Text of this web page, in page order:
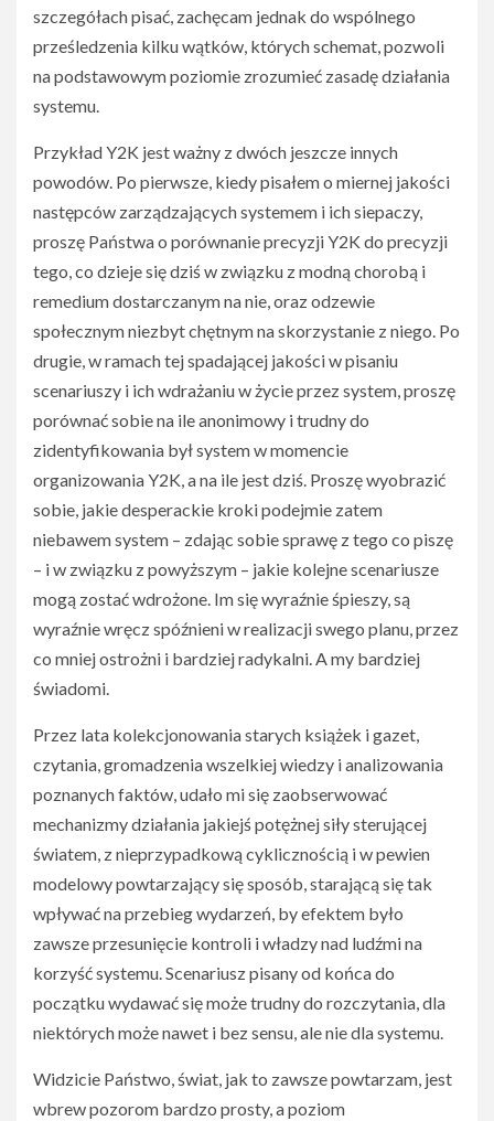
szczegółach pisać, zachęcam jednak do wspólnego
prześledzenia kilku wątków, których schemat, pozwoli
na podstawowym poziomie zrozumieć zasadę działania
systemu.
Przykład Y2K jest ważny z dwóch jeszcze innych
powodów. Po pierwsze, kiedy pisałem o miernej jakości
następców zarządzających systemem i ich siepaczy,
proszę Państwa o porównanie precyzji Y2K do precyzji
tego, co dzieje się dziś w związku z modną chorobą i
remedium dostarczanym na nie, oraz odzewie
społecznym niezbyt chętnym na skorzystanie z niego. Po
drugie, w ramach tej spadającej jakości w pisaniu
scenariuszy i ich wdrażaniu w życie przez system, proszę
porównać sobie na ile anonimowy i trudny do
zidentyfikowania był system w momencie
organizowania Y2K, a na ile jest dziś. Proszę wyobrazić
sobie, jakie desperackie kroki podejmie zatem
niebawem system – zdając sobie sprawę z tego co piszę
– i w związku z powyższym – jakie kolejne scenariusze
mogą zostać wdrożone. Im się wyraźnie śpieszy, są
wyraźnie wręcz spóźnieni w realizacji swego planu, przez
co mniej ostrożni i bardziej radykalni. A my bardziej
świadomi.
Przez lata kolekcjonowania starych książek i gazet,
czytania, gromadzenia wszelkiej wiedzy i analizowania
poznanych faktów, udało mi się zaobserwować
mechanizmy działania jakiejś potężnej siły sterującej
światem, z nieprzypadkową cyklicznością i w pewien
modelowy powtarzający się sposób, starającą się tak
wpływać na przebieg wydarzeń, by efektem było
zawsze przesunięcie kontroli i władzy nad ludźmi na
korzyść systemu. Scenariusz pisany od końca do
początku wydawać się może trudny do rozczytania, dla
niektórych może nawet i bez sensu, ale nie dla systemu.
Widzicie Państwo, świat, jak to zawsze powtarzam, jest
wbrew pozorom bardzo prosty, a poziom